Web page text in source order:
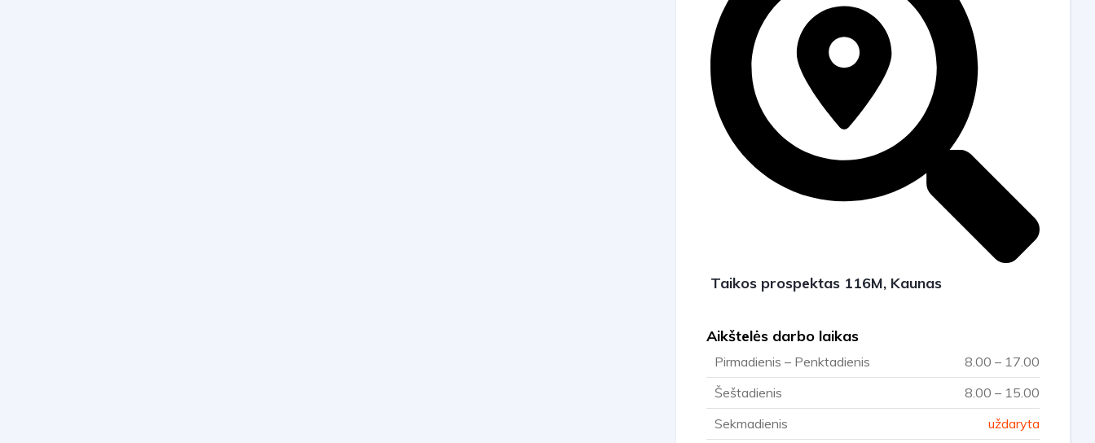
Taikos prospektas 116M, Kaunas
Aikštelės darbo laikas
Pirmadienis – Penktadienis
8.00 – 17.00
Šeštadienis
8.00 – 15.00
Sekmadienis
uždaryta